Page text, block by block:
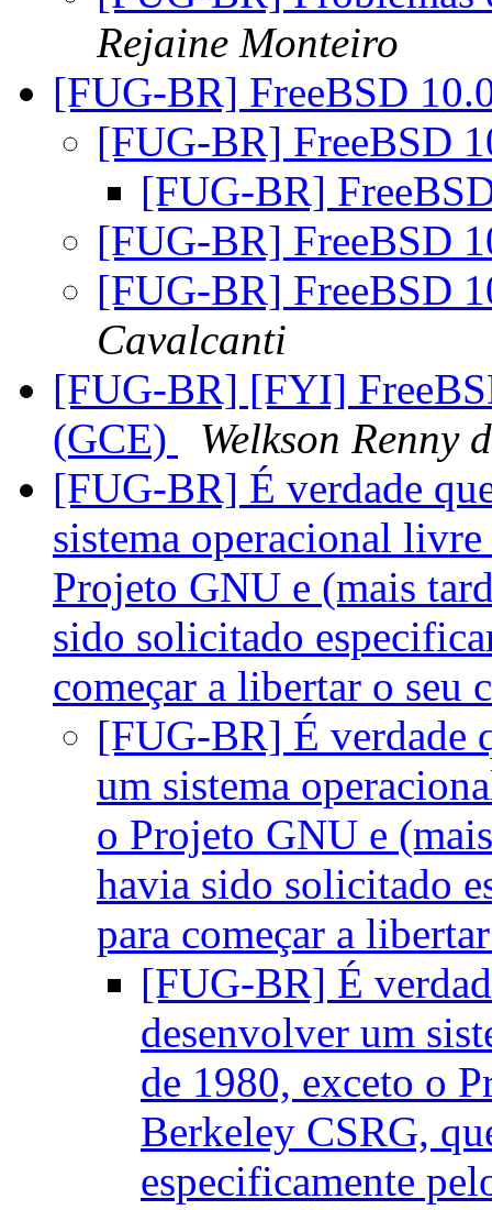
Rejaine Monteiro
[FUG-BR] FreeBSD
[FUG-BR] FreeBSD
[FUG-BR]
[FUG-BR] FreeBSD
[FUG-BR] FreeBSD
Cavalcanti
[FUG-BR] [FYI]
(GCE)
Welkson Renny
[FUG-BR] É verdade
sistema operacional
Projeto GNU e (mais
sido solicitado
começar a libertar o seu
[FUG-BR] É verdade
um sistema
o Projeto GNU e
havia sido solicitado
para começar a
[FUG-BR] É
desenvolver um
de 1980, exceto o
Berkeley CSRG,
especificamente